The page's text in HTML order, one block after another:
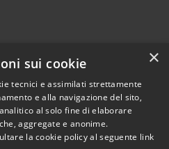
Copyright © 2026 • Comune di
Montelparo • Powered by
×
sui cookie
tecnici e assimilati strettamente
e alla navigazione del sito,
al solo fine di elaborare
aggregate e anonime.
la cookie policy al seguente link